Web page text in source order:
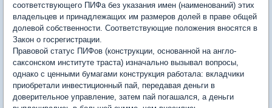
соответствующего ПИФа без указания имен (наименований) этих
владельцев и принадлежащих им размеров долей в праве общей
долевой собственности. Соответствующие положения вносятся в
Закон о госрегистрации.
Правовой статус ПИФов (конструкции, основанной на англо-
саксонском институте траста) изначально вызывал вопросы,
однако с ценными бумагами конструкция работала: вкладчики
приобретали инвестиционный пай, передавая деньги в
доверительное управление, затем пай погашался, а деньги